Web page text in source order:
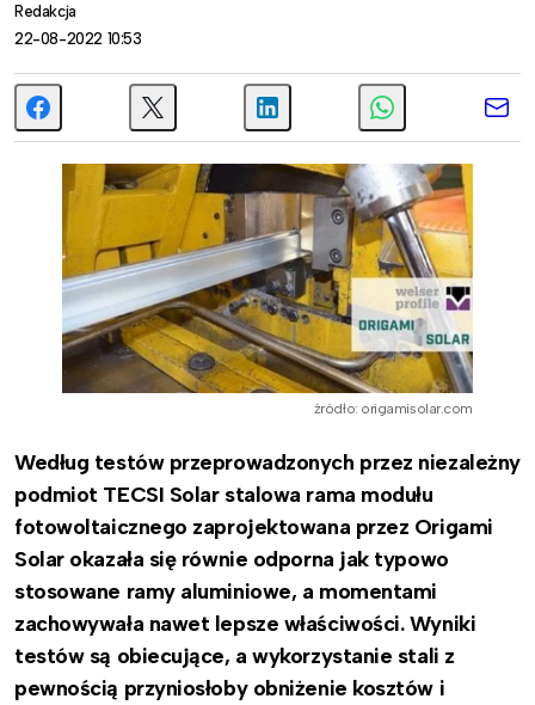
Redakcja
22-08-2022 10:53
źródło: origamisolar.com
Według testów przeprowadzonych przez niezależny
podmiot TECSI Solar stalowa rama modułu
fotowoltaicznego zaprojektowana przez Origami
Solar okazała się równie odporna jak typowo
stosowane ramy aluminiowe, a momentami
zachowywała nawet lepsze właściwości. Wyniki
testów są obiecujące, a wykorzystanie stali z
pewnością przyniosłoby obniżenie kosztów i